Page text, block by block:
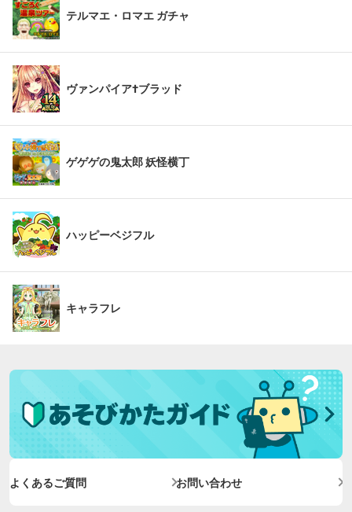
テルマエ・ロマエ ガチャ
ヴァンパイア†ブラッド
ゲゲゲの鬼太郎 妖怪横丁
ハッピーベジフル
キャラフレ
よくあるご質問 お問い合わせ